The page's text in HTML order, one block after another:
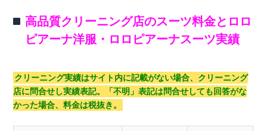
高品質クリーニング店のスーツ料金とロロ
ピアーナ洋服・ロロピアーナスーツ実績
クリーニング実績はサイト内に記載がない場合、クリーニング
店に問合せし実績表記。「不明」表記は問合せしても回答がな
かった場合、料金は税抜き。